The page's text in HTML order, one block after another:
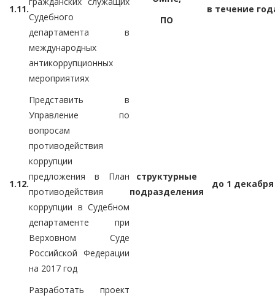
1.11.
Судебного
департамента в
международных
антикоррупционных
мероприятиях
ПО
в течение
1.12.
Представить в
Управление по
вопросам
противодействия
коррупции
предложения в План
противодействия
коррупции в Судебном
департаменте при
Верховном Суде
Российской Федерации
на 2017 год
структурные
подразделения
до 1 декабря
Разработать проект